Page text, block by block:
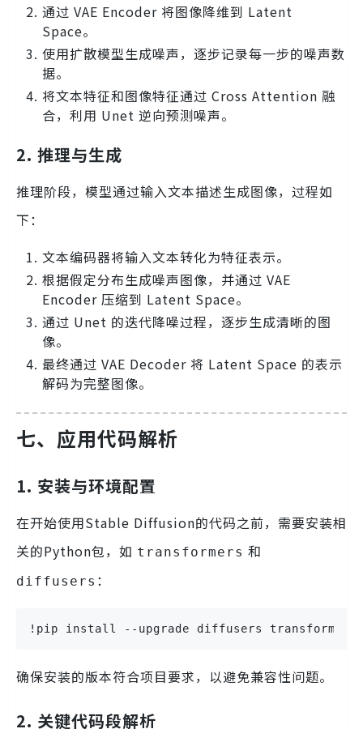
通过 VAE Encoder 将图像降维到 Latent
Space。
使用扩散模型生成噪声，逐步记录每一步的噪声数
据。
将文本特征和图像特征通过 Cross Attention 融
合，利用 Unet 逆向预测噪声。
2. 推理与生成
推理阶段，模型通过输入文本描述生成图像，过程如
下：
文本编码器将输入文本转化为特征表示。
根据假定分布生成噪声图像，并通过 VAE
Encoder 压缩到 Latent Space。
通过 Unet 的迭代降噪过程，逐步生成清晰的图
像。
最终通过 VAE Decoder 将 Latent Space 的表示
解码为完整图像。
七、应用代码解析
1. 安装与环境配置
在开始使用Stable Diffusion的代码之前，需要安装相
关的Python包，如 transformers 和
diffusers ：
!pip install --upgrade diffusers transformers
确保安装的版本符合项目要求，以避免兼容性问题。
2. 关键代码段解析